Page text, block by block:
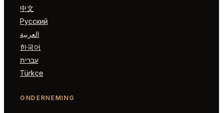
中文
Русский
العربية
한국어
עברית
Türkçe
ONDERNEMING